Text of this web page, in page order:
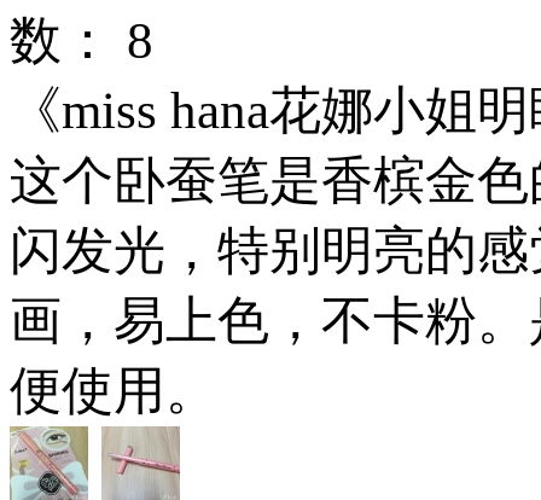
数：
8
《miss hana花娜小姐
这个卧蚕笔是香槟金
闪发光，特别明亮的
画，易上色，不卡粉
便使用。